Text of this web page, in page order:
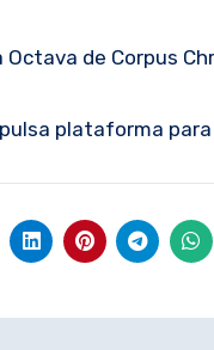
Octava de Corpus
plataforma